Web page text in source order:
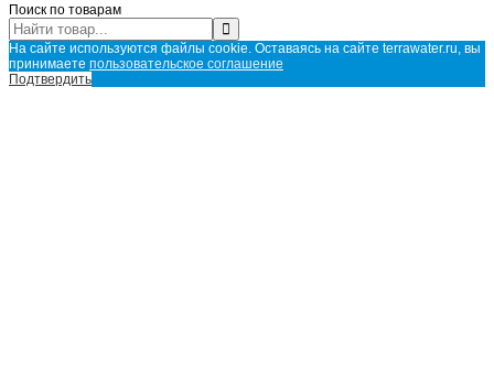
Поиск по товарам
На сайте используются файлы cookie. Оставаясь на сайте terrawater.ru, вы
принимаете пользовательское соглашение
Подтвердить